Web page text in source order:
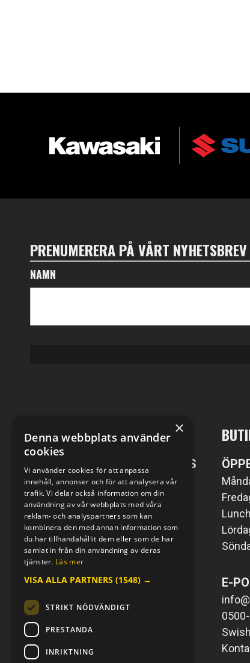
AUKTORISERAD ÅTERFÖRSÄLJARE AV
PRENUMERERA PÅ VÅRT
NAMN
MC-KOMPANIET
POST- SAMT BESÖKSADRESS
MC-Kompaniet i Väring AB
Väringsvägen 1
549 76 Väring
E-POST & TELEFON
info@mc-kompaniet.se
0500-44 01 00
Swish 123 226 1121
Kontantfri verksamhet
E-
×
Denna webbplats använder
cookies
Vi använder cookies för att anpassa
innehåll, annonser och för att analysera vår
trafik. Vi delar också information om din
användning av vår webbplats med våra
reklam- och analyspartners som kan
kombinera den med annan information som
du har tillhandahållit dem eller som de har
samlat in från din användning av deras
tjänster. Läs mer
VISA ALLA PARTNERS (1548) →
STRIKT NÖDVÄNDIGT
PRESTANDA
INRIKTNING